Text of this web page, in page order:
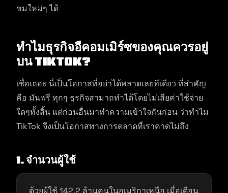
ชมใหม่ๆ ได้
ทำไมธุรกิจอีคอมเมิร์ซของคุณควรอยู่
บน TikTok?
เชื่อเถอะ นี่เป็นโอกาสที่อย่าได้พลาดเลยทีเดียว ที่สำคัญ
คือ มันฟรี ทุกๆ ธุรกิจสามาถทำได้โดยไม่เสียค่าใช้จ่าย
ใดๆทั้งสิ้น แต่ก่อนอื่นมาทำความเข้าใจกันก่อน ว่าทำไม
TikTok จึงเป็นโอกาสทางการตลาดที่เราคาดไม่ถึง
1. จำนวนผู้ใช้
ด้วยผู้ใช้ 142.2 ล้านคนในอเมริกาเหนือ เมื่อเดือน